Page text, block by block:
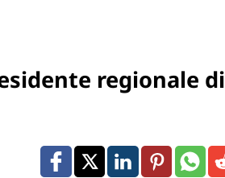
regionale di